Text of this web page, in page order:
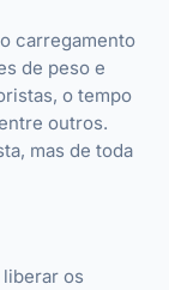
carregamento
de peso e
o tempo
outros.
mas de toda
os